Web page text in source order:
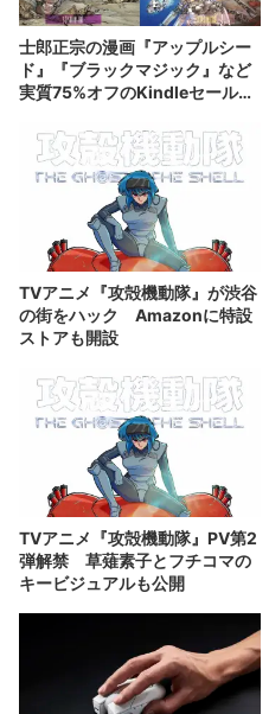
士郎正宗の漫画『アップルシー
ド』『ブラックマジック』など
実質75%オフのKindleセール開
TVアニメ『攻殻機動隊』が渋谷
の街をハック Amazonに特設
ストアも開設
TVアニメ『攻殻機動隊』PV第2
弾解禁 草薙素子とフチコマの
キービジュアルも公開